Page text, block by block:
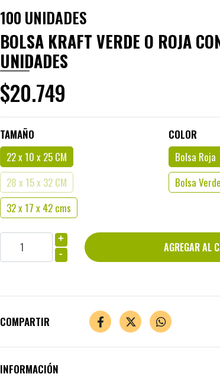
100 UNIDADES
BOLSA KRAFT VERDE O ROJA
UNIDADES
$20.749
TAMAÑO
22 x 10 x 25 CM
28 x 15 x 32 CM
32 x 17 x 42 cms
COLOR
Bolsa Roja
Bolsa Verde
+
-
COMPARTIR
INFORMACIÓN